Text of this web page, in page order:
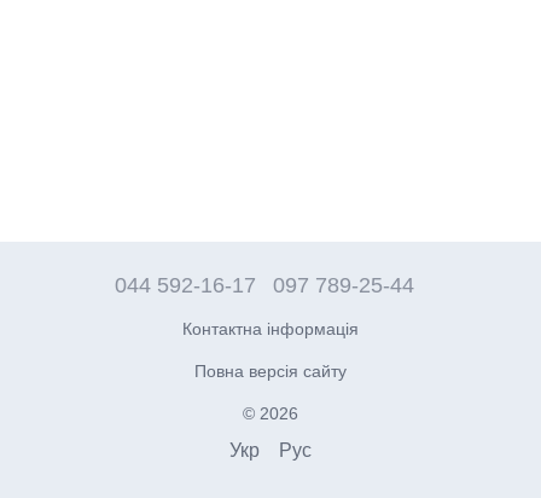
044 592-16-17 097 789-25-44
Контактна інформація
Повна версія сайту
© 2026
Укр Рус